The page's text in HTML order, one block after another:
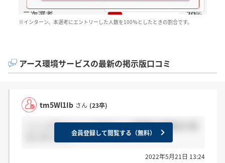
※インターン、本選考にエントリーした人数を100％としたときの割合です。
アース環境サービスの最新の掲示版口コミ
tm5Wl1Ib さん (23卒)
ここってサイレントですか？一次面接の結果まだ来
会員登録して閲覧する（無料）
2022年5月21日 13:24